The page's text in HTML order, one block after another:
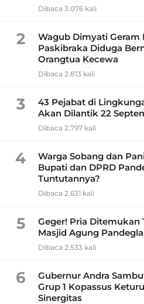
Dibaca 3.076 kali
2
Wagub Dimyati Geram
Paskibraka Diduga
Orangtua Kecewa
Dibaca 2.813 kali
3
43 Pejabat di
Akan Dilantik 22
Dibaca 2.797 kali
4
Warga Sobang dan
Bupati dan DPRD
Tuntutannya?
Dibaca 2.631 kali
5
Geger! Pria Ditemukan
Masjid Agung
Dibaca 2.533 kali
6
Gubernur Andra
Grup 1 Kopassus
Sinergitas